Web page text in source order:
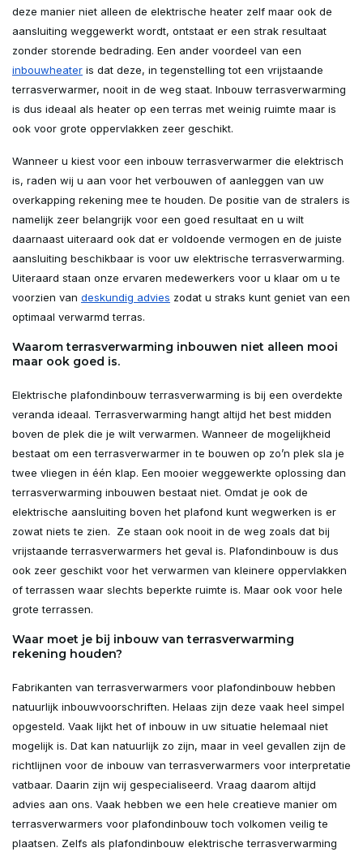
deze manier niet alleen de elektrische heater zelf maar ook de
aansluiting weggewerkt wordt, ontstaat er een strak resultaat
zonder storende bedrading. Een ander voordeel van een
inbouwheater is dat deze, in tegenstelling tot een vrijstaande
terrasverwarmer, nooit in de weg staat. Inbouw terrasverwarming
is dus ideaal als heater op een terras met weinig ruimte maar is
ook voor grote oppervlakken zeer geschikt.
Wanneer u kiest voor een inbouw terrasverwarmer die elektrisch
is, raden wij u aan voor het verbouwen of aanleggen van uw
overkapping rekening mee te houden. De positie van de stralers is
namelijk zeer belangrijk voor een goed resultaat en u wilt
daarnaast uiteraard ook dat er voldoende vermogen en de juiste
aansluiting beschikbaar is voor uw elektrische terrasverwarming.
Uiteraard staan onze ervaren medewerkers voor u klaar om u te
voorzien van deskundig advies zodat u straks kunt geniet van een
optimaal verwarmd terras.
Waarom terrasverwarming inbouwen niet alleen mooi
maar ook goed is.
Elektrische plafondinbouw terrasverwarming is bij een overdekte
veranda ideaal. Terrasverwarming hangt altijd het best midden
boven de plek die je wilt verwarmen. Wanneer de mogelijkheid
bestaat om een terrasverwarmer in te bouwen op zo’n plek sla je
twee vliegen in één klap. Een mooier weggewerkte oplossing dan
terrasverwarming inbouwen bestaat niet. Omdat je ook de
elektrische aansluiting boven het plafond kunt wegwerken is er
zowat niets te zien. Ze staan ook nooit in de weg zoals dat bij
vrijstaande terrasverwarmers het geval is. Plafondinbouw is dus
ook zeer geschikt voor het verwarmen van kleinere oppervlakken
of terrassen waar slechts beperkte ruimte is. Maar ook voor hele
grote terrassen.
Waar moet je bij inbouw van terrasverwarming
rekening houden?
Fabrikanten van terrasverwarmers voor plafondinbouw hebben
natuurlijk inbouwvoorschriften. Helaas zijn deze vaak heel simpel
opgesteld. Vaak lijkt het of inbouw in uw situatie helemaal niet
mogelijk is. Dat kan natuurlijk zo zijn, maar in veel gevallen zijn de
richtlijnen voor de inbouw van terrasverwarmers voor interpretatie
vatbaar. Daarin zijn wij gespecialiseerd. Vraag daarom altijd
advies aan ons. Vaak hebben we een hele creatieve manier om
terrasverwarmers voor plafondinbouw toch volkomen veilig te
plaatsen. Zelfs als plafondinbouw elektrische terrasverwarming